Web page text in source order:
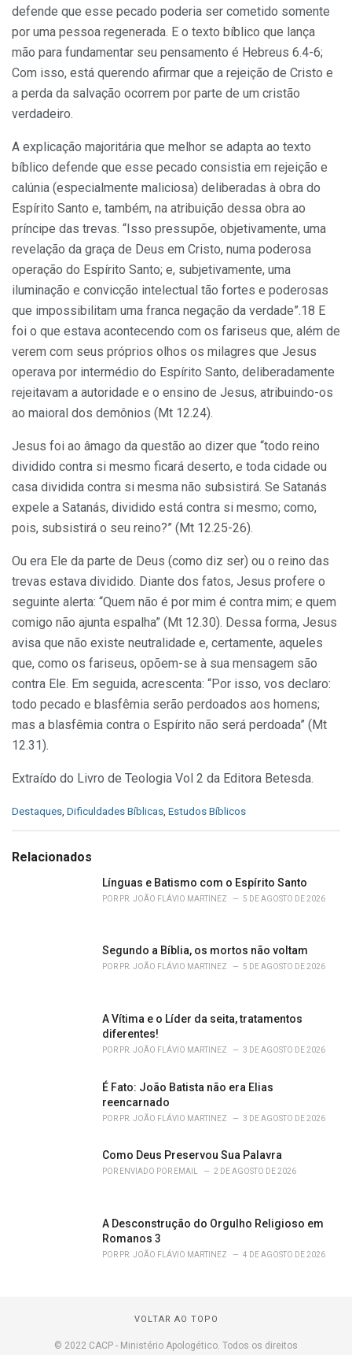
defende que esse pecado poderia ser cometido somente
por uma pessoa regenerada. E o texto bíblico que lança
mão para fundamentar seu pensamento é Hebreus 6.4-6;
Com isso, está querendo afirmar que a rejeição de Cristo e
a perda da salvação ocorrem por parte de um cristão
verdadeiro.
A explicação majoritária que melhor se adapta ao texto
bíblico defende que esse pecado consistia em rejeição e
calúnia (especialmente maliciosa) deliberadas à obra do
Espírito Santo e, também, na atribuição dessa obra ao
príncipe das trevas. “Isso pressupõe, objetivamente, uma
revelação da graça de Deus em Cristo, numa poderosa
operação do Espírito Santo; e, subjetivamente, uma
iluminação e convicção intelectual tão fortes e poderosas
que impossibilitam uma franca negação da verdade”.18 E
foi o que estava acontecendo com os fariseus que, além de
verem com seus próprios olhos os milagres que Jesus
operava por intermédio do Espírito Santo, deliberadamente
rejeitavam a autoridade e o ensino de Jesus, atribuindo-os
ao maioral dos demônios (Mt 12.24).
Jesus foi ao âmago da questão ao dizer que “todo reino
dividido contra si mesmo ficará deserto, e toda cidade ou
casa dividida contra si mesma não subsistirá. Se Satanás
expele a Satanás, dividido está contra si mesmo; como,
pois, subsistirá o seu reino?” (Mt 12.25-26).
Ou era Ele da parte de Deus (como diz ser) ou o reino das
trevas estava dividido. Diante dos fatos, Jesus profere o
seguinte alerta: “Quem não é por mim é contra mim; e quem
comigo não ajunta espalha” (Mt 12.30). Dessa forma, Jesus
avisa que não existe neutralidade e, certamente, aqueles
que, como os fariseus, opõem-se à sua mensagem são
contra Ele. Em seguida, acrescenta: “Por isso, vos declaro:
todo pecado e blasfêmia serão perdoados aos homens;
mas a blasfêmia contra o Espírito não será perdoada” (Mt
12.31).
Extraído do Livro de Teologia Vol 2 da Editora Betesda.
C
e
Destaques, Dificuldades Bíblicas, Estudos Bíblicos
Relacionados
Línguas e Batismo com o Espírito Santo
POR PR. JOÃO FLÁVIO MARTINEZ 5 DE AGOSTO DE 2026
Segundo a Bíblia, os mortos não voltam
POR PR. JOÃO FLÁVIO MARTINEZ 5 DE AGOSTO DE 2026
A Vítima e o Líder da seita, tratamentos
diferentes!
POR PR. JOÃO FLÁVIO MARTINEZ 3 DE AGOSTO DE 2026
É Fato: João Batista não era Elias
reencarnado
POR PR. JOÃO FLÁVIO MARTINEZ 3 DE AGOSTO DE 2026
Como Deus Preservou Sua Palavra
POR ENVIADO POR EMAIL 2 DE AGOSTO DE 2026
A Desconstrução do Orgulho Religioso em
Romanos 3
POR PR. JOÃO FLÁVIO MARTINEZ 4 DE AGOSTO DE 2026
VOLTAR AO TOPO
© 2022 CACP - Ministério Apologético. Todos os direitos